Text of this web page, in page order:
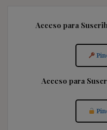
Acceso para
Acceso para